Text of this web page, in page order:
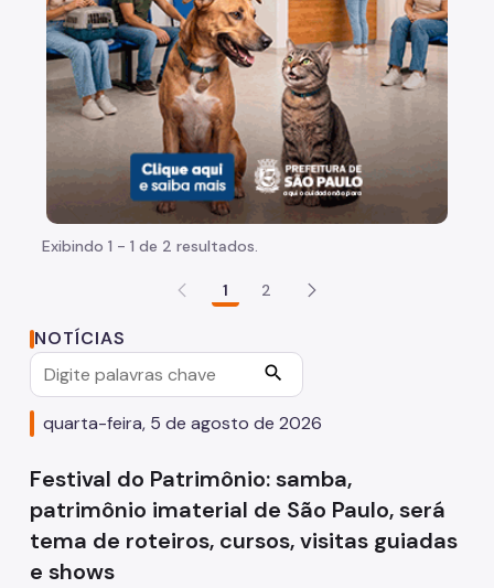
Quadro de Serviços
Acesso à Proteção de Dados Pessoais
A Secretaria
Agenda do Secretário
Fale Conosco
Organização
Sala de Imprensa
Circuito de Cultura
Editais
Concursos
Endereços e Serviços
Formação
Exibindo 1 - 1 de 2 resultados.
1 2
NOTÍCIAS
search
quarta-feira, 5 de agosto de 2026
Festival do Patrimônio: samba,
patrimônio imaterial de São Paulo, será
tema de roteiros, cursos, visitas guiadas
e shows